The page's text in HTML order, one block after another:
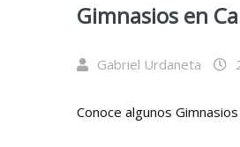
Gimnasios en
Gabriel Urdaneta
Conoce algunos